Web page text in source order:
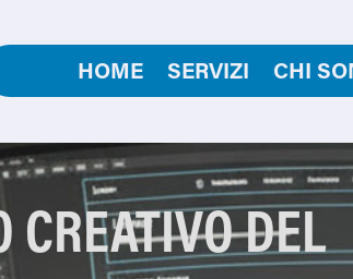
HOME SERVIZI CHI
CREATIVO DEL